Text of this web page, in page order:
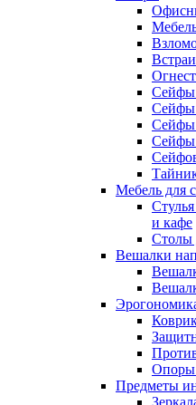
Сейфы
Сейфы
Сейфы
Сейфы
Мебель для
и кафе
Столы
Вешалки
Опоры
Предметы